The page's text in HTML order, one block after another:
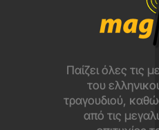
Παίζει όλες τις
του
τραγουδιού,
από τις